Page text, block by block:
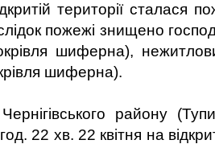
території сталася
пожежі знищено
шиферна),
шиферна).
району
22 хв. 22 квітня на